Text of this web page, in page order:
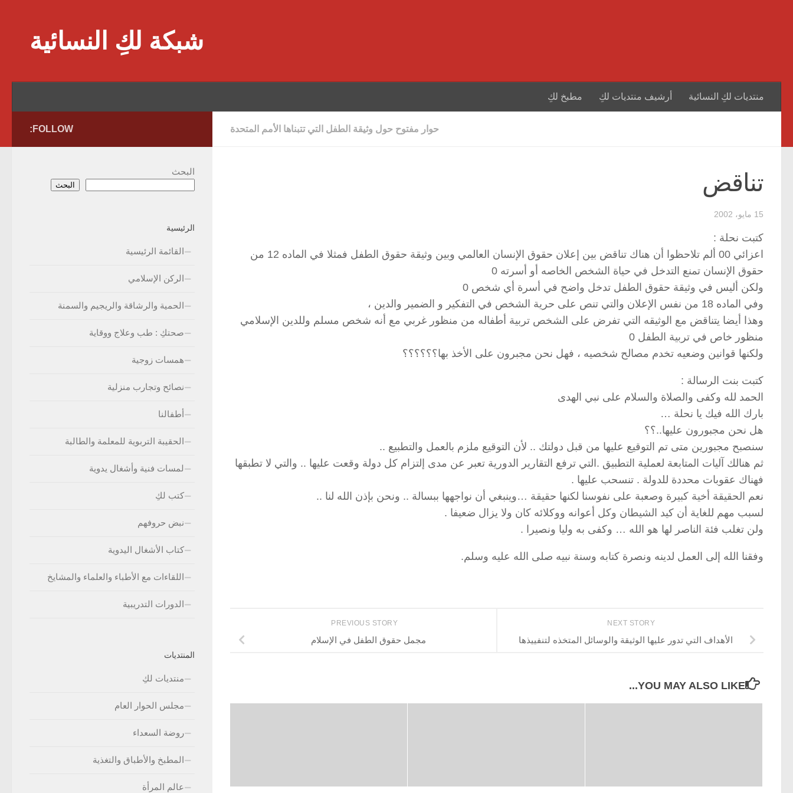
شبكة لكِ النسائية
منتديات لكِ النسائية أرشيف منتديات لكِ مطبخ لكِ
حوار مفتوح حول وثيقة الطفل التي تتبناها الأمم المتحدة
تناقض
15 مايو، 2002
كتبت نحلة :
اعزائي 00 ألم تلاحظوا أن هناك تناقض بين إعلان حقوق الإنسان العالمي وبين وثيقة حقوق الطفل فمثلا في الماده 12 من
حقوق الإنسان تمنع التدخل في حياة الشخص الخاصه أو أسرته 0
ولكن أليس في وثيقة حقوق الطفل تدخل واضح في أسرة أي شخص 0
وفي الماده 18 من نفس الإعلان والتي تنص على حرية الشخص في التفكير و الضمير والدين ،
وهذا أيضا يتناقض مع الوثيقه التي تفرض على الشخص تربية أطفاله من منظور غربي مع أنه شخص مسلم وللدين الإسلامي
منظور خاص في تربية الطفل 0
ولكنها قوانين وضعيه تخدم مصالح شخصيه ، فهل نحن مجبرون على الأخذ بها؟؟؟؟؟؟
كتبت بنت الرسالة :
الحمد لله وكفى والصلاة والسلام على نبي الهدى
بارك الله فيك يا نحلة …
هل نحن مجبورون عليها..؟؟
سنصبح مجبورين متى تم التوقيع عليها من قبل دولتك .. لأن التوقيع ملزم بالعمل والتطبيع ..
ثم هنالك آليات المتابعة لعملية التطبيق .التي ترفع التقارير الدورية تعبر عن مدى إلتزام كل دولة وقعت عليها .. والتي لا تطبقها
فهناك عقوبات محددة للدولة . تنسحب عليها .
نعم الحقيقة أخية كبيرة وصعبة على نفوسنا لكنها حقيقة …وينبغي أن نواجهها ببسالة .. ونحن بإذن الله لنا ..
لسبب مهم للغاية أن كيد الشيطان وكل أعوانه ووكلائه كان ولا يزال ضعيفا .
ولن تغلب فئة الناصر لها هو الله … وكفى به وليا ونصيرا .
وفقنا الله إلى العمل لدينه ونصرة كتابه وسنة نبيه صلى الله عليه وسلم.
NEXT STORY
الأهداف التي تدور عليها الوثيقة والوسائل المتخذه لتنفييذها
PREVIOUS STORY
مجمل حقوق الطفل في الإسلام
YOU MAY ALSO LIKE...
FOLLOW:
البحث
البحث
الرئيسية
القائمة الرئيسية
الركن الإسلامي
الحمية والرشاقة والريجيم والسمنة
صحتكِ : طب وعلاج ووقاية
همسات زوجية
نصائح وتجارب منزلية
أطفالنا
الحقيبة التربوية للمعلمة والطالبة
لمسات فنية وأشغال يدوية
كتب لكِ
نبض حروفهم
كتاب الأشغال اليدوية
اللقاءات مع الأطباء والعلماء والمشايخ
الدورات التدريبية
المنتديات
منتديات لكِ
مجلس الحوار العام
روضة السعداء
المطبخ والأطباق والتغذية
عالم المرأة